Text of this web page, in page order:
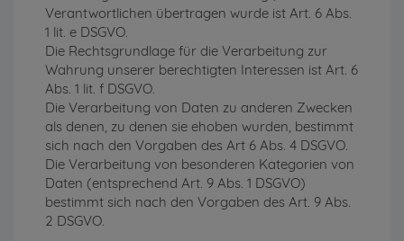
Verantwortlichen übertragen wurde ist Art. 6 Abs.
1 lit. e DSGVO.
Die Rechtsgrundlage für die Verarbeitung zur
Wahrung unserer berechtigten Interessen ist Art. 6
Abs. 1 lit. f DSGVO.
Die Verarbeitung von Daten zu anderen Zwecken
als denen, zu denen sie ehoben wurden, bestimmt
sich nach den Vorgaben des Art 6 Abs. 4 DSGVO.
Die Verarbeitung von besonderen Kategorien von
Daten (entsprechend Art. 9 Abs. 1 DSGVO)
bestimmt sich nach den Vorgaben des Art. 9 Abs.
2 DSGVO.